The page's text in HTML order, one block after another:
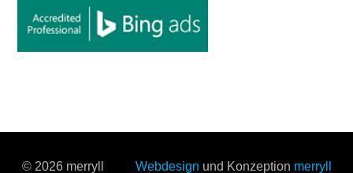
© 2026 merryll Webdesign und Konzeption merryll